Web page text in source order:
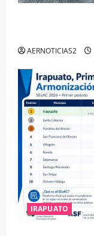
AERNOTICIAS2
IRAPUATO